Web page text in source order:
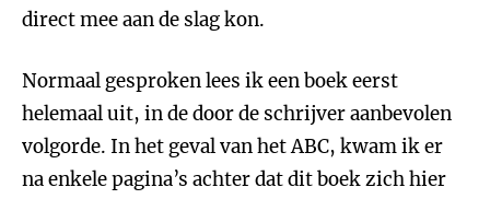
direct mee aan de slag kon.
Normaal gesproken lees ik een boek eerst
helemaal uit, in de door de schrijver aanbevolen
volgorde. In het geval van het ABC, kwam ik er
na enkele pagina’s achter dat dit boek zich hier